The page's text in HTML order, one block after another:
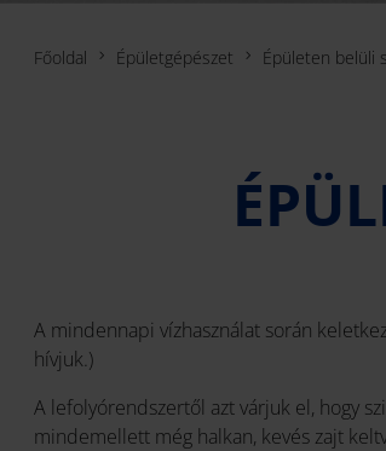
Főoldal Épületgépészet Épületen belüli
A mindennapi vízhasználat során
hívjuk.)
A lefolyórendszertől azt várjuk el, hogy
mindemellett még halkan, kevés zajt